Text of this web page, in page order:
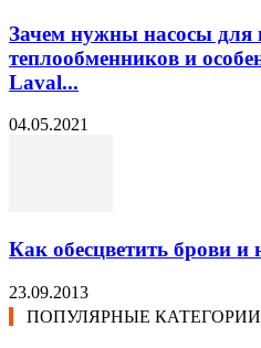
Зачем нужны насосы
теплообменников и
Laval...
04.05.2021
Как обесцветить брови и
23.09.2013
ПОПУЛЯРНЫЕ КАТЕГОРИИ